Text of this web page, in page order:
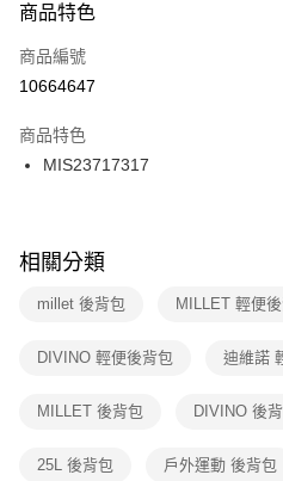
３．安心：先確認商品／服務後，再付款
【「AFTEE先享後付」結帳流程】
１．於結帳方式選擇「AFTEE先享後付
２．訂單成立數日內，您將收到繳費通知
３．收到繳費通知簡訊後14天內，點擊
ATM／網路銀行／等多元方式進行付款
※ 交易是否成功請以「AFTEE先享後付
是否繳費成功／繳費後需取消欲退款等
客戶支援中心」
https://
１．透過由恩沛科技股份有限公司提供
權轉讓予恩沛科技股份有限公司。
３．未成年的使用者請事先徵得法定代
每筆NT$100，滿NT$1,500(含以上)
宅配
每筆NT$100，滿NT$1,500(含以上)
付款後門市自取
每筆NT$100，滿NT$1,500(含以上)
商品特色
商品編號
10664647
商品特色
MIS23717317
相關分類
millet 後背包 MILLET 輕便
DIVINO 輕便後背包 迪維諾
MILLET 後背包 DIVINO 後
25L 後背包 戶外運動 後背包